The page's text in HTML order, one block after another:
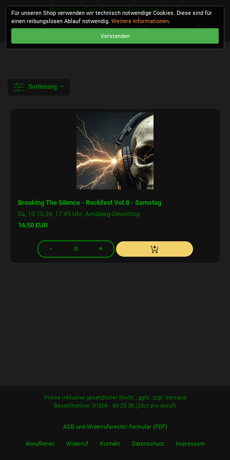
Breaking The Silence-Rockfest Vol.8
Sortierung
Breaking The Silence - Rockfest Vol.8 - Samstag
Sa, 10.10.26, 17:45 Uhr, Arnsberg-Oeventrop
16,50 EUR
Für unseren Shop verwenden wir technisch notwendige Cookies. Diese sind für
einen reibungslosen Ablauf notwendig.Weitere Informationen.
Verstanden
Preise inklusive gesetzlicher MwSt., ggfs. zzgl. Versand
Bestellhotline: 01806 - 84 25 38 (20ct pro Anruf)
AGB und Widerrufsrecht/-formular (PDF)
Annullieren Widerruf Kontakt Datenschutz Impressum